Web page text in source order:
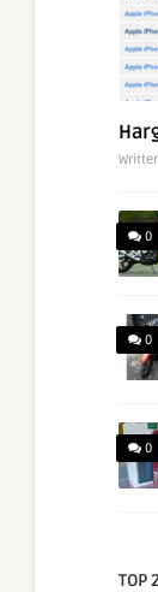
0
0
0
TOP